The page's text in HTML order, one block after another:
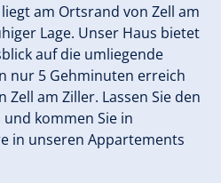
am Ortsrand von Zell am
Lage. Unser Haus bietet
auf die umliegende
nur 5 Gehminuten erreich
am Ziller. Lassen Sie den
kommen Sie in
in unseren Appartements